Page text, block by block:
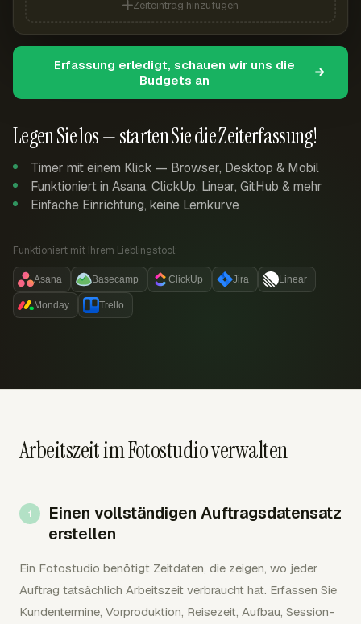
Legen Sie los — starten Sie die Zeiterfassung!
Timer mit einem Klick — Browser, Desktop & Mobil
Funktioniert in Asana, ClickUp, Linear, GitHub & mehr
Einfache Einrichtung, keine Lernkurve
Funktioniert mit Ihrem Lieblingstool:
Asana Basecamp ClickUp Jira Linear
Monday Trello
Zeiteintrag hinzufügen
Erfassung erledigt, schauen wir uns die
Budgets an
Arbeitszeit im Fotostudio verwalten
Einen vollständigen Auftragsdatensatz
erstellen
Ein Fotostudio benötigt Zeitdaten, die zeigen, wo jeder
Auftrag tatsächlich Arbeitszeit verbraucht hat. Erfassen Sie
Kundentermine, Vorproduktion, Reisezeit, Aufbau, Session-